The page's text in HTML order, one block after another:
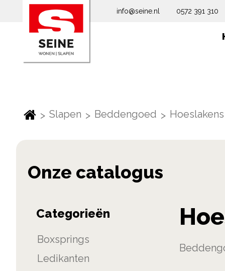
info@seine.nl 0572 391 310
Slapen Beddengoed Hoeslakens
Categorieën
Boxsprings
Ledikanten